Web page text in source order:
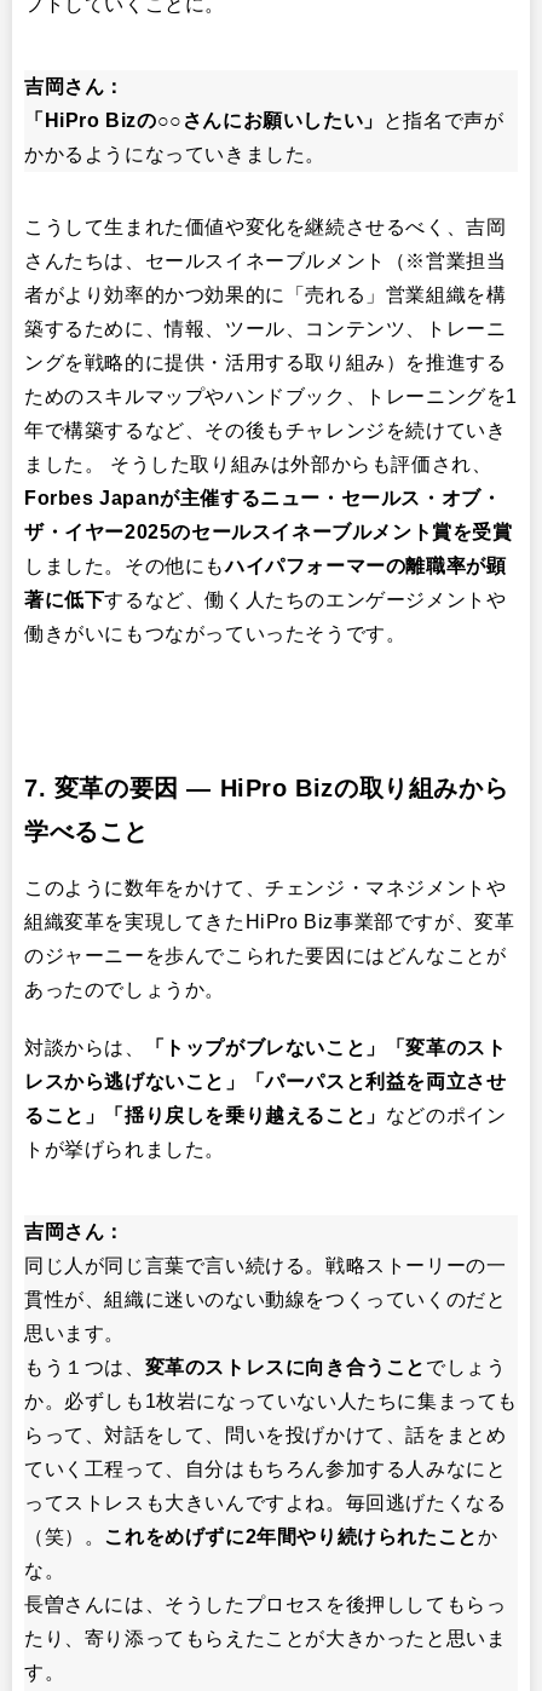
吉岡さん：
「HiPro Bizの○○さんにお願いしたい」
と指名で声が
かかるようになっていきました。
こうして生まれた価値や変化を継続させるべく、吉岡
さんたちは、セールスイネーブルメント（※営業担当
者がより効率的かつ効果的に「売れる」営業組織を構
築するために、情報、ツール、コンテンツ、トレーニ
ングを戦略的に提供・活用する取り組み）を推進する
ためのスキルマップやハンドブック、トレーニングを1
年で構築するなど、その後もチャレンジを続けていき
ました。 そうした取り組みは外部からも評価され、
Forbes Japanが主催するニュー・セールス・オブ・
ザ・イヤー2025のセールスイネーブルメント賞を受賞
しました。その他にもハイパフォーマーの離職率が顕
著に低下するなど、働く人たちのエンゲージメントや
働きがいにもつながっていったそうです。
7. 変革の要因 ― HiPro Bizの取り組みから
学べること
このように数年をかけて、チェンジ・マネジメントや
組織変革を実現してきたHiPro Biz事業部ですが、変革
のジャーニーを歩んでこられた要因にはどんなことが
あったのでしょうか。
対談からは、
「トップがブレないこと」「変革のスト
レスから逃げないこと」「パーパスと利益を両立させ
ること」「揺り戻しを乗り越えること」 などのポイン
トが挙げられました。
吉岡さん：
同じ人が同じ言葉で言い続ける。戦略ストーリーの一
貫性が、組織に迷いのない動線をつくっていくのだと
思います。
もう１つは、 変革のストレスに向き合うこと でしょう
か。必ずしも1枚岩になっていない人たちに集まっても
らって、対話をして、問いを投げかけて、話をまとめ
ていく工程って、自分はもちろん参加する人みなにと
ってストレスも大きいんですよね。毎回逃げたくなる
（笑）。 これをめげずに2年間やり続けられたことか
な。
長曽さんには、そうしたプロセスを後押ししてもらっ
たり、寄り添ってもらえたことが大きかったと思いま
す。